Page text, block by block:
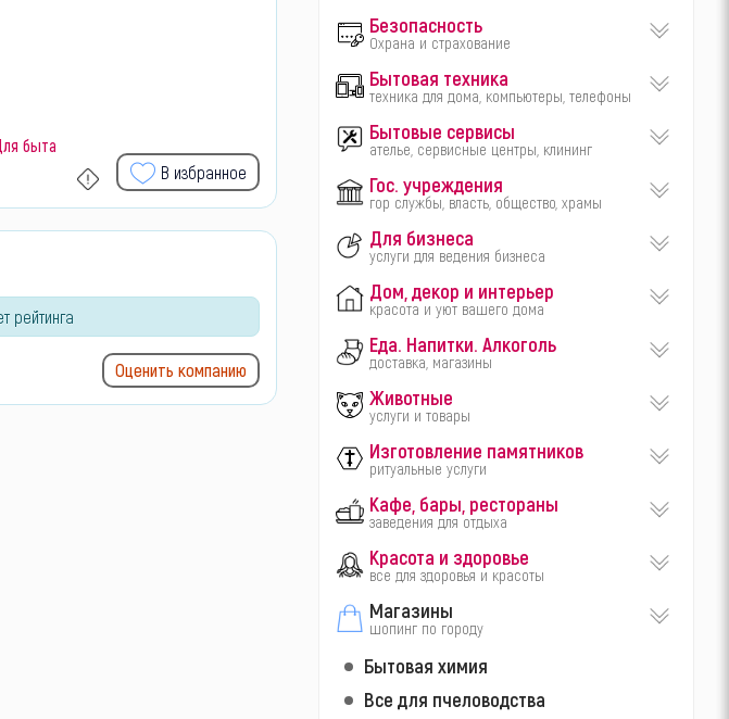
быта
В избранное
рейтинга
Оценить компанию
Безопасность
Охрана и страхование
Бытовая техника
техника для дома, компьютеры, телефоны
Бытовые сервисы
ателье, сервисные центры, клининг
Гос. учреждения
гор службы, власть, общество, храмы
Для бизнеса
услуги для ведения бизнеса
Дом, декор и интерьер
красота и уют вашего дома
Еда. Напитки. Алкоголь
доставка, магазины
Животные
услуги и товары
Изготовление памятников
ритуальные услуги
Кафе, бары, рестораны
заведения для отдыха
Красота и здоровье
все для здоровья и красоты
Магазины
шопинг по городу
Бытовая химия
Все для пчеловодства